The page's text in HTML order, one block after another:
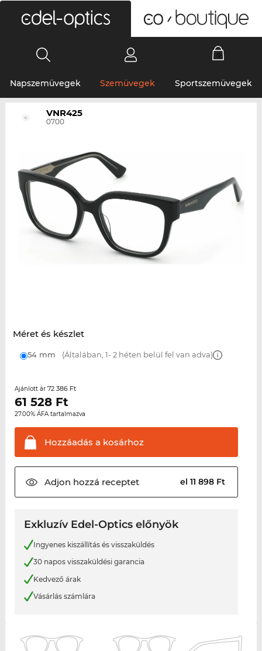
Napszemüvegek Szemüvegek Sportszemüvegek
VNR425
0700
Méret és készlet
54 mm (Általában, 1- 2 héten belül fel van adva)
Ajánlott ár 72 386 Ft
61 528Ft
27.00% ÁFA tartalmazva
Hozzáadás a kosárhoz
Adjon hozzá receptet el 11 898 Ft
Exkluzív Edel-Optics előnyök
Ingyenes kiszállítás és visszaküldés
30 napos visszaküldési garancia
Kedvező árak
Vásárlás számlára